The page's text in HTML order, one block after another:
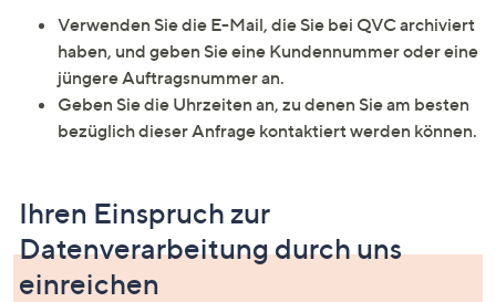
bzw.
rechts,
diese
anzuzeigen.
Verwenden Sie die E-Mail, die Sie bei QVC archiviert
haben, und geben Sie eine Kundennummer oder eine
jüngere Auftragsnummer an.
Geben Sie die Uhrzeiten an, zu denen Sie am besten
bezüglich dieser Anfrage kontaktiert werden können.
Ihren Einspruch zur
Datenverarbeitung durch uns
einreichen